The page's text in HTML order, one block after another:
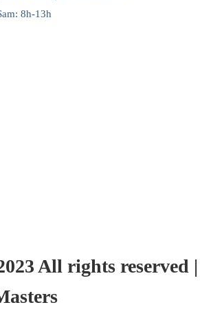
8h-13h
All rights reserved |